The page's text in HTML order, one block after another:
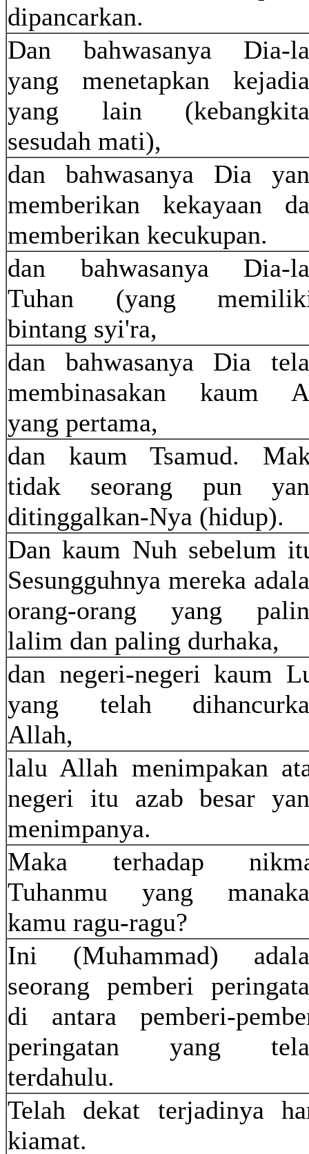
dipancarkan.
Dan bahwasanya Dia-
yang menetapkan
yang lain
sesudah mati),
dan bahwasanya Dia
memberikan kekayaan
memberikan kecukupan.
dan bahwasanya Dia-
Tuhan (yang
bintang syi'ra,
dan bahwasanya Dia
membinasakan kaum
yang pertama,
dan kaum Tsamud.
tidak seorang pun
ditinggalkan-Nya (hidup).
Dan kaum Nuh sebelum
Sesungguhnya mereka
orang-orang yang
lalim dan paling durhaka,
dan negeri-negeri kaum
yang telah
Allah,
lalu Allah menimpakan
negeri itu azab besar
menimpanya.
Maka terhadap
Tuhanmu yang
kamu ragu-ragu?
Ini (Muhammad)
seorang pemberi
di antara pemberi-
peringatan yang
terdahulu.
Telah dekat terjadinya
kiamat.